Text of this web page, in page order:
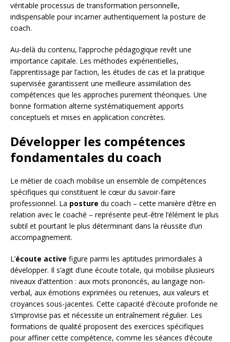
véritable processus de transformation personnelle,
indispensable pour incarner authentiquement la posture de
coach.
Au-delà du contenu, l’approche pédagogique revêt une
importance capitale. Les méthodes expérientielles,
l’apprentissage par l’action, les études de cas et la pratique
supervisée garantissent une meilleure assimilation des
compétences que les approches purement théoriques. Une
bonne formation alterne systématiquement apports
conceptuels et mises en application concrètes.
Développer les compétences
fondamentales du coach
Le métier de coach mobilise un ensemble de compétences
spécifiques qui constituent le cœur du savoir-faire
professionnel. La posture du coach – cette manière d’être en
relation avec le coaché – représente peut-être l’élément le plus
subtil et pourtant le plus déterminant dans la réussite d’un
accompagnement.
L’écoute active figure parmi les aptitudes primordiales à
développer. Il s’agit d’une écoute totale, qui mobilise plusieurs
niveaux d’attention : aux mots prononcés, au langage non-
verbal, aux émotions exprimées ou retenues, aux valeurs et
croyances sous-jacentes. Cette capacité d’écoute profonde ne
s’improvise pas et nécessite un entraînement régulier. Les
formations de qualité proposent des exercices spécifiques
pour affiner cette compétence, comme les séances d’écoute